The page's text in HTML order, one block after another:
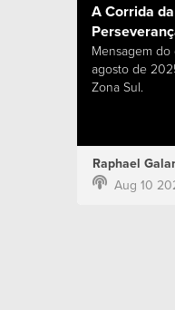
A Corrida da
Mensagem do
agosto de
Zona Sul.
Raphael
Aug 10